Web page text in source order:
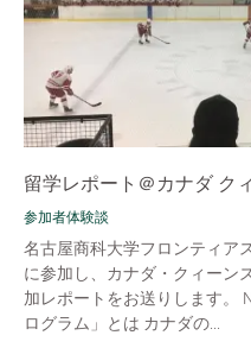
留学レポート＠カナダ ク
参加者体験談
名古屋商科大学フロンティア
に参加し、カナダ・クィーン
加レポートをお送りします。
ログラム」とは カナダの...